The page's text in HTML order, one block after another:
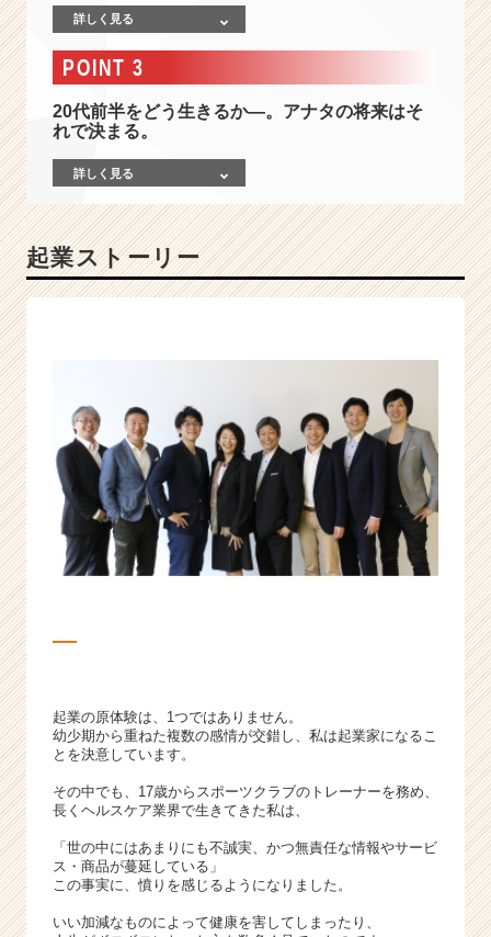
最
高
ム
s
&
B
u
y
を
創
ベ
ン
チ
ャ
ー・
詳しく見る
POINT 3
20代前半をどう生きるか―。アナタの将来はそ
れで決まる。
詳しく見る
起業ストーリー
起業の原体験は、1つではありません。
幼少期から重ねた複数の感情が交錯し、私は起業家になるこ
とを決意しています。
その中でも、17歳からスポーツクラブのトレーナーを務め、
長くヘルスケア業界で生きてきた私は、
「世の中にはあまりにも不誠実、かつ無責任な情報やサービ
ス・商品が蔓延している」
この事実に、憤りを感じるようになりました。
いい加減なものによって健康を害してしまったり、